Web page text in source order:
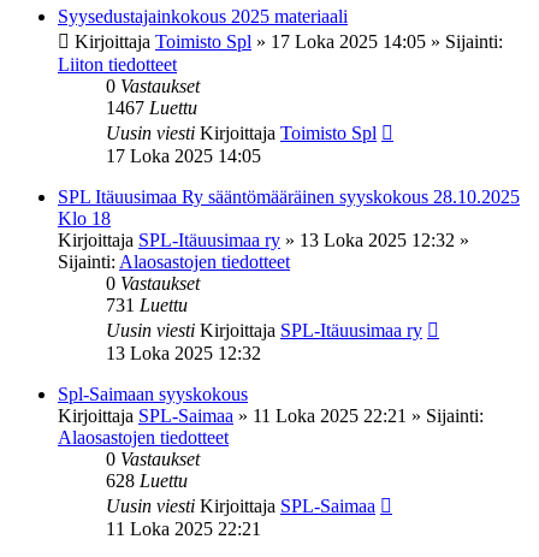
Syysedustajainkokous 2025 materiaali
Kirjoittaja Toimisto Spl » 17 Loka 2025 14:05 » Sijainti:
Liiton tiedotteet
0 Vastaukset
1467 Luettu
Uusin viesti Kirjoittaja Toimisto Spl
17 Loka 2025 14:05
SPL Itäuusimaa Ry sääntömääräinen syyskokous 28.10.2025
Klo 18
Kirjoittaja SPL-Itäuusimaa ry » 13 Loka 2025 12:32 »
Sijainti: Alaosastojen tiedotteet
0 Vastaukset
731 Luettu
Uusin viesti Kirjoittaja SPL-Itäuusimaa ry
13 Loka 2025 12:32
Spl-Saimaan syyskokous
Kirjoittaja SPL-Saimaa » 11 Loka 2025 22:21 » Sijainti:
Alaosastojen tiedotteet
0 Vastaukset
628 Luettu
Uusin viesti Kirjoittaja SPL-Saimaa
11 Loka 2025 22:21